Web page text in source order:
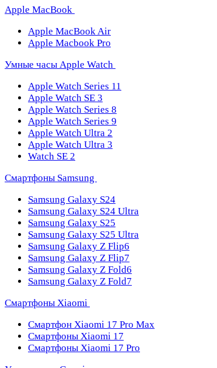
Apple MacBook
Apple MacBook Air
Apple Macbook Pro
Умные часы Apple Watch
Apple Watch Series 11
Apple Watch SE 3
Apple Watch Series 8
Apple Watch Series 9
Apple Watch Ultra 2
Apple Watch Ultra 3
Watch SE 2
Смартфоны Samsung
Samsung Galaxy S24
Samsung Galaxy S24 Ultra
Samsung Galaxy S25
Samsung Galaxy S25 Ultra
Samsung Galaxy Z Flip6
Samsung Galaxy Z Flip7
Samsung Galaxy Z Fold6
Samsung Galaxy Z Fold7
Смартфоны Xiaomi
Смартфон Xiaomi 17 Pro Max
Смартфоны Xiaomi 17
Смартфоны Xiaomi 17 Pro